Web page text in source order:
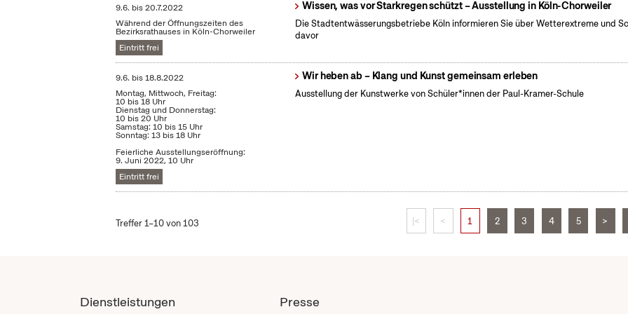
9.6. bis20.7.2022
Während der Öffnungszeiten des
Bezirksrathauses in Köln-Chorweiler
Eintritt frei
Wissen, was vor Starkregen schützt – Ausstellung in Köln-Chorweiler
Die Stadtentwässerungsbetriebe Köln informieren Sie über Wetterextreme und
davor
9.6. bis18.8.2022
Montag, Mittwoch, Freitag:
10 bis 18 Uhr
Dienstag und Donnerstag:
10 bis 20 Uhr
Samstag: 10 bis 15 Uhr
Sonntag: 13 bis 18 Uhr
Feierliche Ausstellungseröffnung:
9. Juni 2022, 10 Uhr
Eintritt frei
Wir heben ab – Klang und Kunst gemeinsam erleben
Ausstellung der Kunstwerke von Schüler*innen der Paul-Kramer-Schule
Treffer 1–10 von 103 |< < 1 2 3 4 5 >
Dienstleistungen Presse